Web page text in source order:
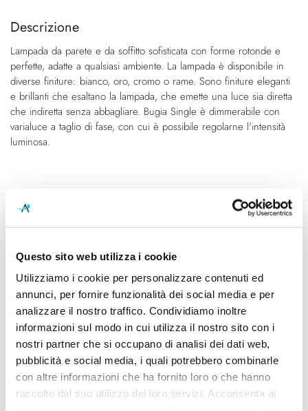
Questo sito web utilizza i cookie
Utilizziamo i cookie per personalizzare contenuti ed
annunci, per fornire funzionalità dei social media e per
analizzare il nostro traffico. Condividiamo inoltre
informazioni sul modo in cui utilizza il nostro sito con i
nostri partner che si occupano di analisi dei dati web,
pubblicità e social media, i quali potrebbero combinarle
con altre informazioni che ha fornito loro o che hanno
raccolto dal suo utilizzo dei loro servizi. Acconsenta ai
fine
galleria
di
immagini
della
di
immagini
Descrizione
Lampada da parete e da soffitto sofisticata con forme rotonde e
perfette, adatte a qualsiasi ambiente. La lampada è disponibile in
diverse finiture: bianco, oro, cromo o rame. Sono finiture eleganti
e brillanti che esaltano la lampada, che emette una luce sia diretta
che indiretta senza abbagliare. Bugia Single è dimmerabile con
varialuce a taglio di fase, con cui è possibile regolarne l'intensità
luminosa.
Colore led
2700K
Dimensioni
Ø 240mm x 50mm
Sorgente luminosa
Led integrato
Potenza e attacco
15W - 2700K - 1092Lm -
CRI90 - 220-240V
Dimmerazione
Dimmerabile
Classe energetica
A++, A+, A